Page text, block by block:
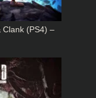
Clank (PS4) –